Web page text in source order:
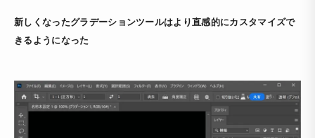
新しくなったグラデーションツールはより直感的にカスタマイズで
きるようになった